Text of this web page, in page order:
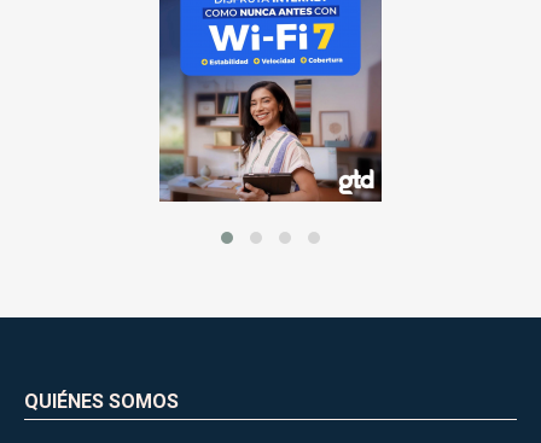
QUIÉNES SOMOS